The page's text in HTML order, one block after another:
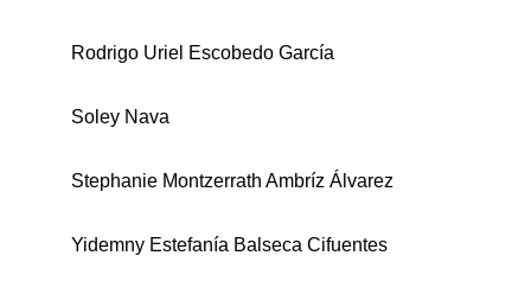
Rodrigo Uriel Escobedo García
Soley Nava
Stephanie Montzerrath Ambríz Álvarez
Yidemny Estefanía Balseca Cifuentes